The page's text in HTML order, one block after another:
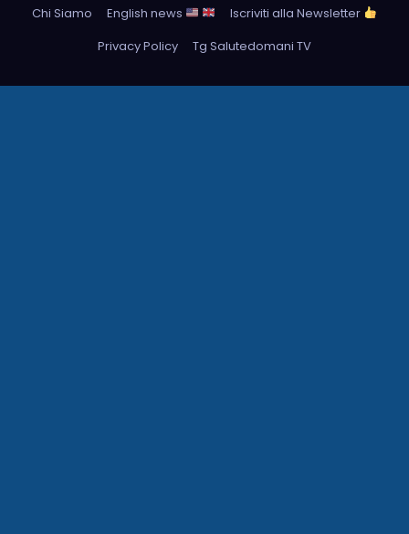
Chi Siamo
English news
Iscriviti alla Newsletter
Privacy Policy
Tg Salutedomani TV